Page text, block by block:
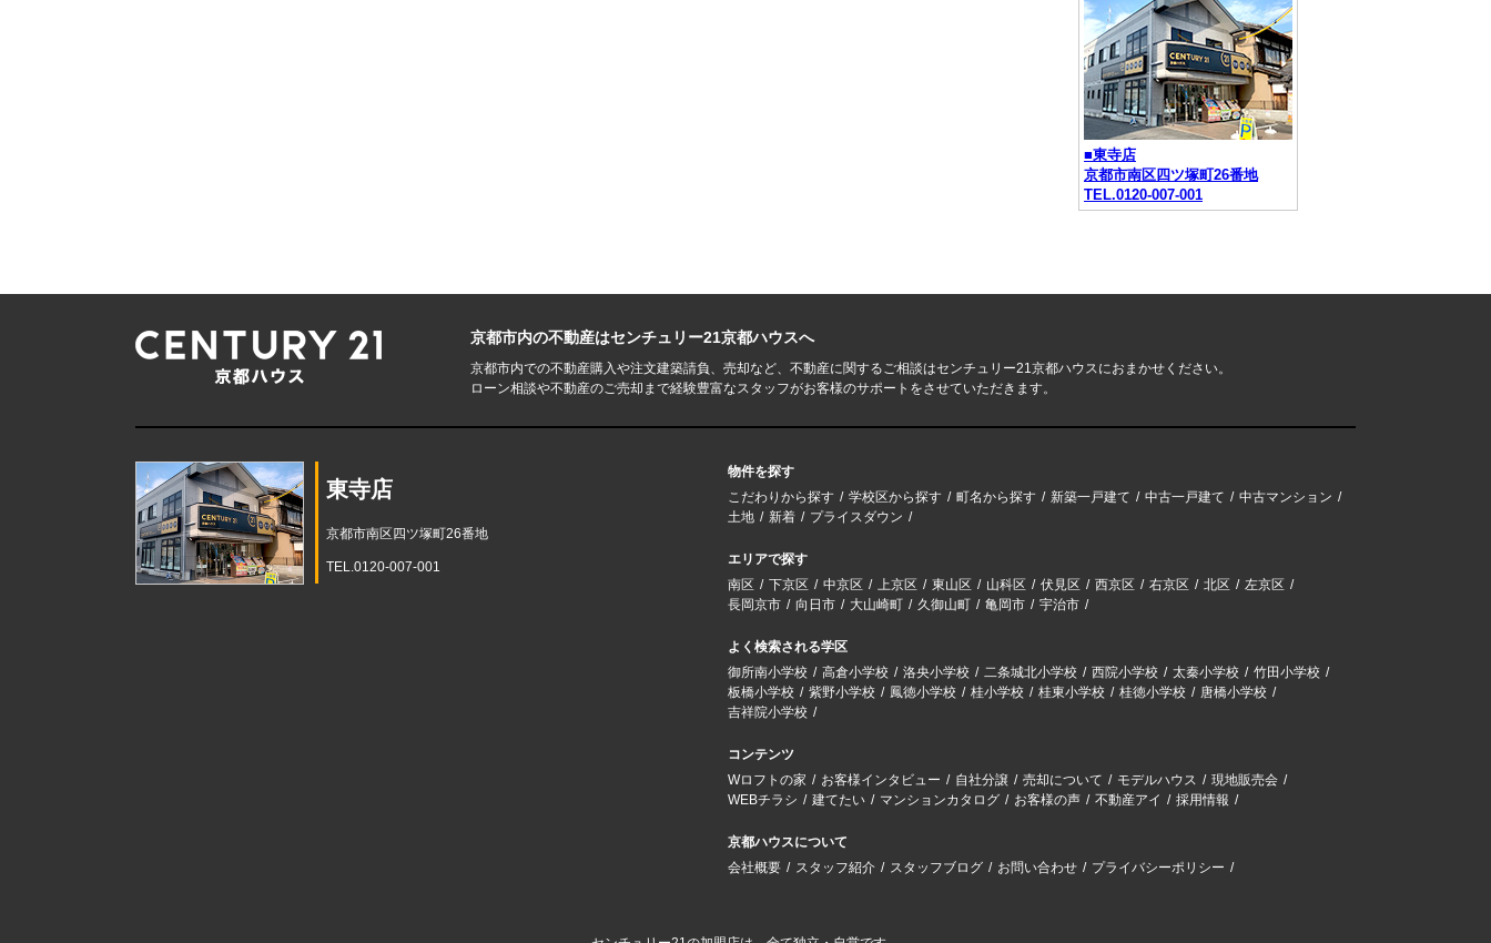
■東寺店
京都市南区四ツ塚町26番地
TEL.0120-007-001
京都市内の不動産はセンチュリー21京都ハウスへ
京都市内での不動産購入や注文建築請負、売却など、不動産に関するご相談はセンチュリー21京都ハウスにおまかせください。
ローン相談や不動産のご売却まで経験豊富なスタッフがお客様のサポートをさせていただきます。
東寺店
京都市南区四ツ塚町26番地
TEL.0120-007-001
物件を探す
こだわりから探す
学校区から探す 町名から探す 新築一戸建て 中古一戸建て
中古マンション
土地
新着 プライスダウン
エリアで探す
南区
下京区 中京区 上京区 東山区 山科区 伏見区 西京区 右京区 北区
左京区
長岡京市
向日市 大山崎町 久御山町 亀岡市 宇治市
よく検索される学区
御所南小学校
高倉小学校 洛央小学校 二条城北小学校 西院小学校 太秦小学校
竹田小学校
板橋小学校
紫野小学校 鳳徳小学校 桂小学校 桂東小学校 桂徳小学校
唐橋小学校
吉祥院小学校
コンテンツ
Wロフトの家
お客様インタビュー 自社分譲 売却について モデルハウス
現地販売会
WEBチラシ
建てたい マンションカタログ お客様の声 不動産アイ 採用情報
京都ハウスについて
会社概要
スタッフ紹介 スタッフブログ お問い合わせ プライバシーポリシー